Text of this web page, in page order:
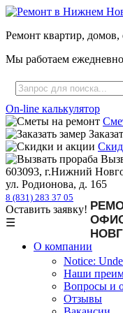
Ремонт квартир,
Мы работаем
On-line калькулятор
603093, г.Нижний
ул. Родионова, д. 165
8 (831) 283 37 05
Оставить заявку!
☰
О компании
Notice:
Наши
Вопросы и
Отзывы